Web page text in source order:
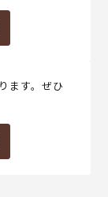
ます。ぜひ